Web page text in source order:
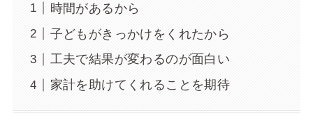
時間があるから
子どもがきっかけをくれたから
工夫で結果が変わるのが面白い
家計を助けてくれることを期待